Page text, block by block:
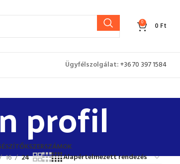
0 0 Ft
Ügyfélszolgálat:+36 70 397 1584
profil
SZERSZÁMOK
16 24